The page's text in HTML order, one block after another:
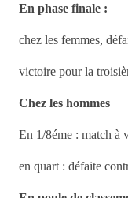
En phase finale :
chez les femmes,
victoire pour la
Chez les hommes
En 1/8éme : match à
en quart : défaite